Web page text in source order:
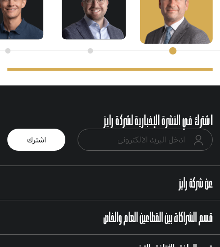
اشترك في النشرة الإخبارية لشركة رايز
عن شركة رايز
قسم الشراكات بين القطاعين العام والخاص